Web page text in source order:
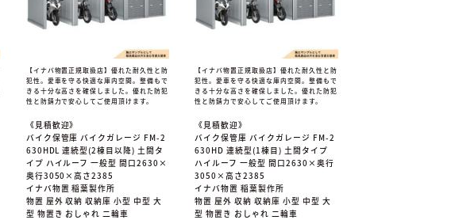
【イナバ物置正規取扱店】優れた耐久性と防
犯性。愛車を守る快適な庫内空間。整備もで
きる十分な高さを確保しました。優れた防犯
性と防錆力で安心してご使用頂けます。
《見積歓迎》
バイク保管庫 バイクガレージ FM-2
630HDL 連続型(2棟目以降) 土間タ
イプ ハイルーフ 一般型 間口2630×
奥行3050×高さ2385
イナバ物置 稲葉製作所
物置 屋外 収納 収納庫 小型 中型 大
型 物置き おしゃれ 二輪車
【イナバ物置正規取扱店】優れた耐久性と防
犯性。愛車を守る快適な庫内空間。整備もで
きる十分な高さを確保しました。優れた防犯
性と防錆力で安心してご使用頂けます。
《見積歓迎》
バイク保管庫 バイクガレージ FM-2
630HD 連続型(1棟目) 土間タイプ
ハイルーフ 一般型 間口2630×奥行
3050×高さ2385
イナバ物置 稲葉製作所
物置 屋外 収納 収納庫 小型 中型 大
型 物置き おしゃれ 二輪車